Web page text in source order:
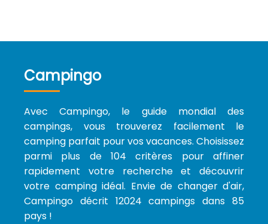
Campingo
Avec Campingo, le guide mondial des
campings, vous trouverez facilement le
camping parfait pour vos vacances. Choisissez
parmi plus de 104 critères pour affiner
rapidement votre recherche et découvrir
votre camping idéal. Envie de changer d'air,
Campingo décrit 12024 campings dans 85
pays !